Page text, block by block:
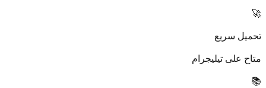
🚀
تحميل سريع
متاح على تيليجرام
📚